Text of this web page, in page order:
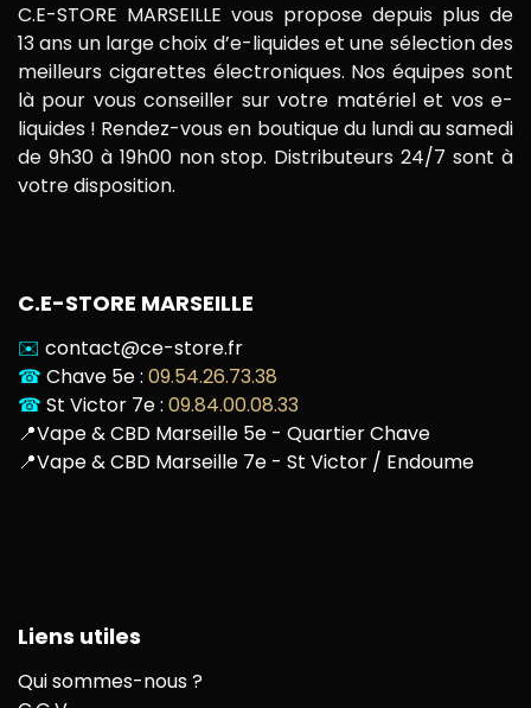
C.E-STORE MARSEILLE vous propose depuis plus de
13 ans un large choix d’e-liquides et une sélection des
meilleurs cigarettes électroniques. Nos équipes sont
là pour vous conseiller sur votre matériel et vos e-
liquides ! Rendez-vous en boutique du lundi au samedi
de 9h30 à 19h00 non stop. Distributeurs 24/7 sont à
votre disposition.
C.E-STORE MARSEILLE
✉️ contact@ce-store.fr
☎ Chave 5e : 09.54.26.73.38
☎ St Victor 7e : 09.84.00.08.33
📍Vape & CBD Marseille 5e - Quartier Chave
📍Vape & CBD Marseille 7e - St Victor / Endoume
Liens utiles
Qui sommes-nous ?